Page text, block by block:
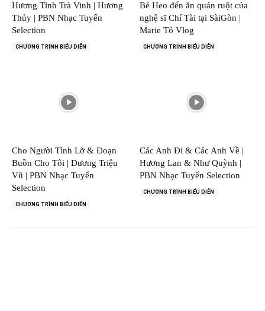
Hương Tình Trà Vinh | Hương
Thủy | PBN Nhạc Tuyển
Selection
CHƯƠNG TRÌNH BIỂU DIỄN
Bé Heo đến ăn quán ruột của
nghệ sĩ Chí Tài tại SàiGòn |
Marie Tô Vlog
CHƯƠNG TRÌNH BIỂU DIỄN
Cho Người Tình Lỡ & Đoạn
Buồn Cho Tôi | Dương Triệu
Vũ | PBN Nhạc Tuyển
Selection
CHƯƠNG TRÌNH BIỂU DIỄN
Các Anh Đi & Các Anh Về |
Hương Lan & Như Quỳnh |
PBN Nhạc Tuyển Selection
CHƯƠNG TRÌNH BIỂU DIỄN